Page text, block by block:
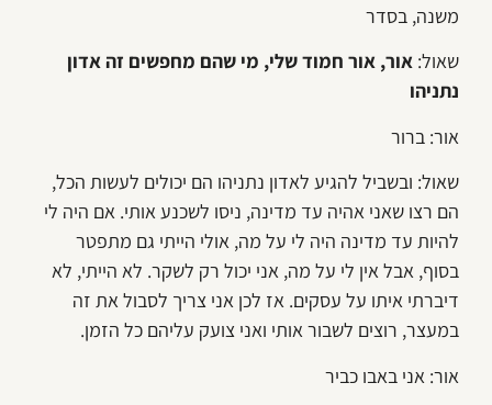
משנה, בסדר
שאול: אור, אור חמוד שלי, מי שהם מחפשים זה אדון
נתניהו
אור: ברור
שאול: ובשביל להגיע לאדון נתניהו הם יכולים לעשות הכל,
הם רצו שאני אהיה עד מדינה, ניסו לשכנע אותי. אם היה לי
להיות עד מדינה היה לי על מה, אולי הייתי גם מתפטר
בסוף, אבל אין לי על מה, אני יכול רק לשקר. לא הייתי, לא
דיברתי איתו על עסקים. אז לכן אני צריך לסבול את זה
במעצר, רוצים לשבור אותי ואני צועק עליהם כל הזמן.
אור: אני באבו כביר